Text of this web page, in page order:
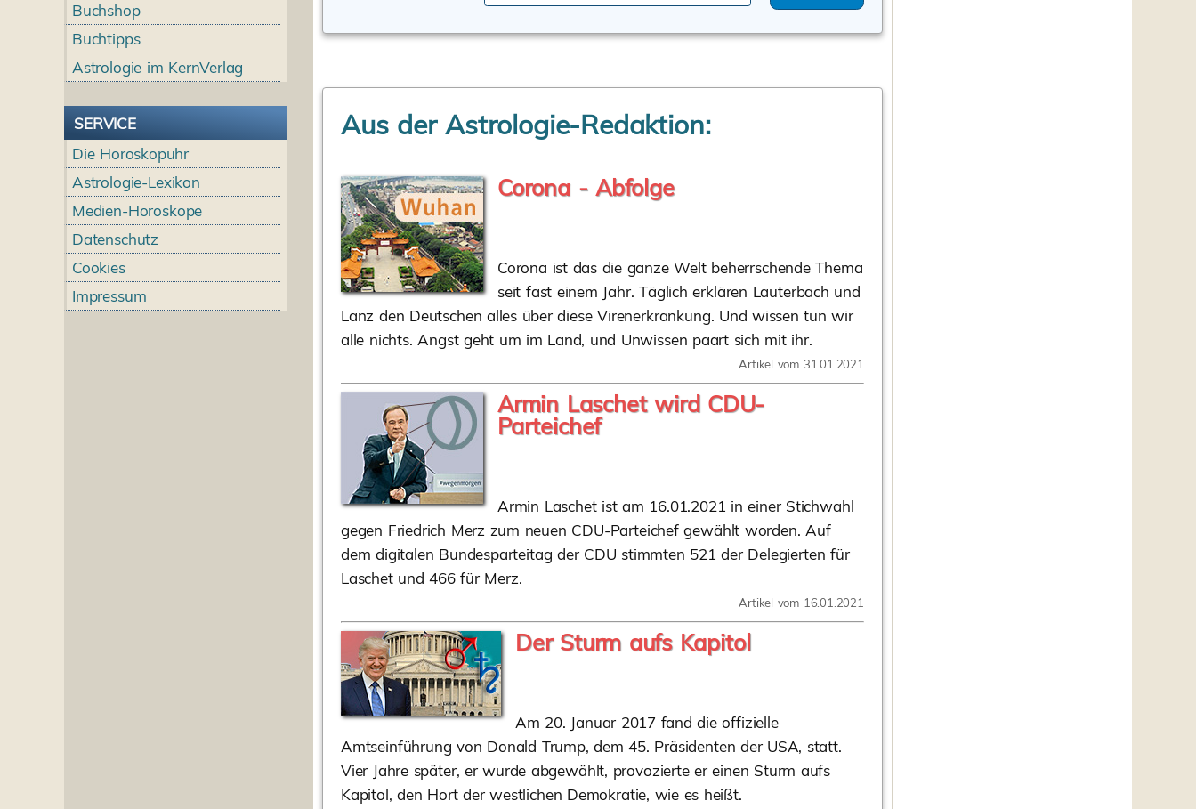
Buchshop
Buchtipps
Astrologie im KernVerlag
SERVICE
Die Horoskopuhr
Astrologie-Lexikon
Medien-Horoskope
Datenschutz
Cookies
Impressum
Aus der Astrologie-Redaktion:
Corona - Abfolge
Corona ist das die ganze Welt beherrschende Thema
seit fast einem Jahr. Täglich erklären Lauterbach und
Lanz den Deutschen alles über diese Virenerkrankung. Und wissen tun wir
alle nichts. Angst geht um im Land, und Unwissen paart sich mit ihr.
Artikel vom 31.01.2021
Armin Laschet wird CDU-
Parteichef
Armin Laschet ist am 16.01.2021 in einer Stichwahl
gegen Friedrich Merz zum neuen CDU-Parteichef gewählt worden. Auf
dem digitalen Bundesparteitag der CDU stimmten 521 der Delegierten für
Laschet und 466 für Merz.
Artikel vom 16.01.2021
Der Sturm aufs Kapitol
Am 20. Januar 2017 fand die offizielle
Amtseinführung von Donald Trump, dem 45. Präsidenten der USA, statt.
Vier Jahre später, er wurde abgewählt, provozierte er einen Sturm aufs
Kapitol, den Hort der westlichen Demokratie, wie es heißt.